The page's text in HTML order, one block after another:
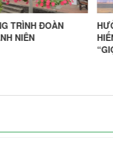
HƯỞNG ỨNG NGÀY
HIẾN MÁU TÌNH
“GIỌT HỒNG XỨ